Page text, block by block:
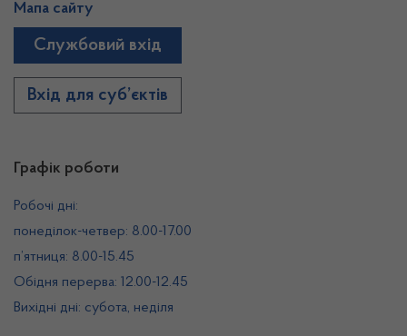
Графік роботи
Робочі дні:
понеділок-четвер: 8.00-17.00
п’ятниця: 8.00-15.45
Обідня перерва: 12.00-12.45
Вихідні дні: субота, неділя
Мапа сайту
Службовий вхід
Вхід для суб’єктів